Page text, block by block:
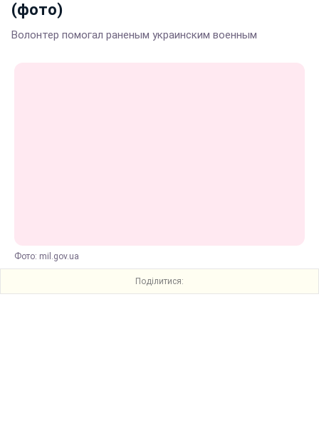
(фото)
Волонтер помогал раненым украинским военным
Фото: mil.gov.ua
Поділитися: